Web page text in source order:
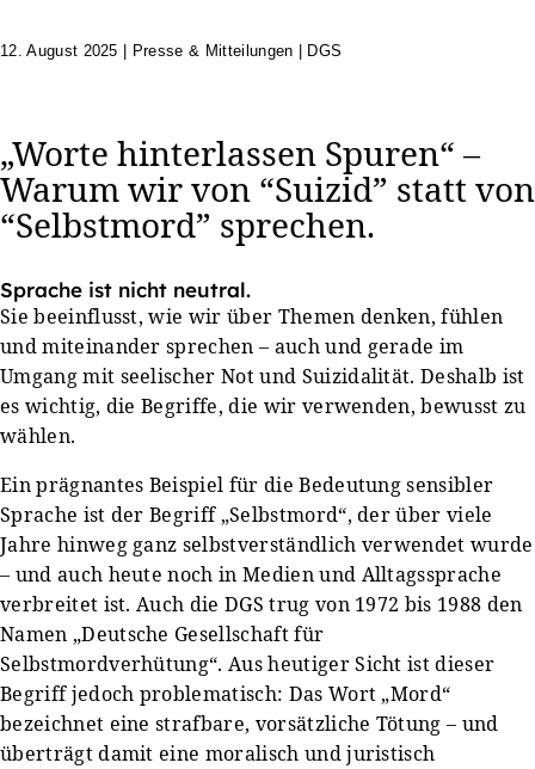
12. August 2025 Presse & Mitteilungen | DGS
„Worte hinterlassen Spuren“ –
Warum wir von “Suizid” statt von
“Selbstmord” sprechen.
Sprache ist nicht neutral.
Sie beeinflusst, wie wir über Themen denken, fühlen
und miteinander sprechen – auch und gerade im
Umgang mit seelischer Not und Suizidalität. Deshalb ist
es wichtig, die Begriffe, die wir verwenden, bewusst zu
wählen.
Ein prägnantes Beispiel für die Bedeutung sensibler
Sprache ist der Begriff „Selbstmord“, der über viele
Jahre hinweg ganz selbstverständlich verwendet wurde
– und auch heute noch in Medien und Alltagssprache
verbreitet ist. Auch die DGS trug von 1972 bis 1988 den
Namen „Deutsche Gesellschaft für
Selbstmordverhütung“. Aus heutiger Sicht ist dieser
Begriff jedoch problematisch: Das Wort „Mord“
bezeichnet eine strafbare, vorsätzliche Tötung – und
überträgt damit eine moralisch und juristisch